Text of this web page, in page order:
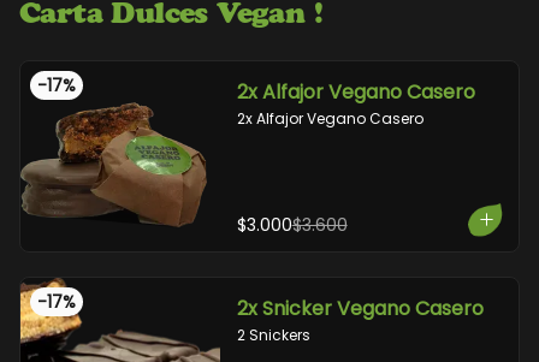
Carta Dulces Vegan !
-17% 2x Alfajor Vegano Casero
2x Alfajor Vegano Casero
$3.000$3.600
-17% 2x Snicker Vegano Casero
2 Snickers